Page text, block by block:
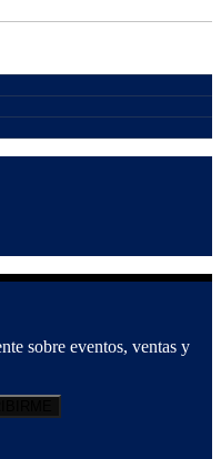
sobre eventos, ventas y